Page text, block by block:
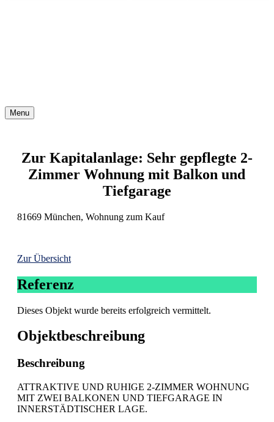
Menu
Zur Kapitalanlage: Sehr gepflegte 2-
Zimmer Wohnung mit Balkon und
Tiefgarage
81669 München, Wohnung zum Kauf
Zur Übersicht
Referenz
Dieses Objekt wurde bereits erfolgreich vermittelt.
Objekt­beschreibung
Beschreibung
ATTRAKTIVE UND RUHIGE 2-ZIMMER WOHNUNG
MIT ZWEI BALKONEN UND TIEFGARAGE IN
INNERSTÄDTISCHER LAGE.